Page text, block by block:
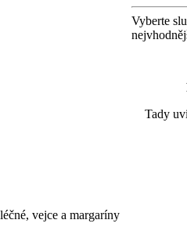
vejce a margaríny
Vyberte
Tady